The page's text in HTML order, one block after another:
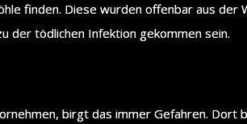
finden. Diese wurden offenbar aus der
der tödlichen Infektion gekommen sein.
birgt das immer Gefahren. Dort